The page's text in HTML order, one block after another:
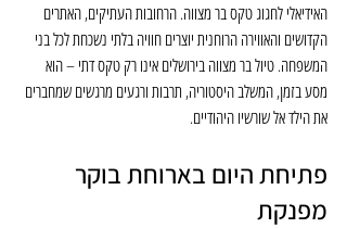
האידיאלי לחגוג טקס בר מצווה. הרחובות העתיקים, האתרים
הקדושים והאווירה הרוחנית יוצרים חוויה בלתי נשכחת לכל בני
המשפחה. טיול בר מצווה בירושלים אינו רק טקס דתי – הוא
מסע בזמן, המשלב היסטוריה, תרבות ורגעים מרגשים שמחברים
את הילד אל שורשיו היהודיים.
פתיחת היום בארוחת בוקר
מפנקת